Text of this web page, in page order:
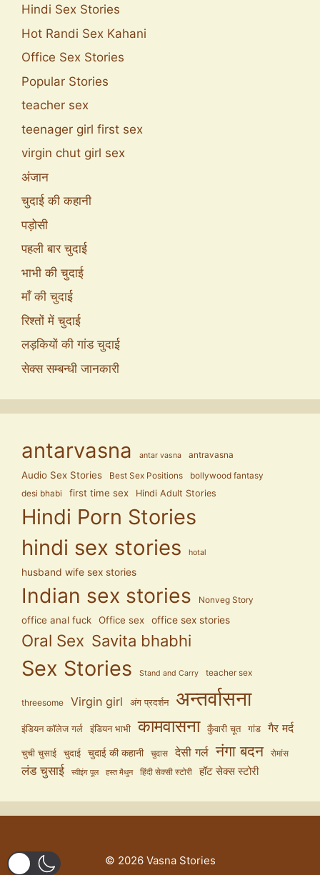
Hindi Sex Stories
Hot Randi Sex Kahani
Office Sex Stories
Popular Stories
teacher sex
teenager girl first sex
virgin chut girl sex
अंजान
चुदाई की कहानी
पड़ोसी
पहली बार चुदाई
भाभी की चुदाई
माँ की चुदाई
रिश्तों में चुदाई
लड़कियों की गांड चुदाई
सेक्स सम्बन्धी जानकारी
antarvasna antar vasna antravasna
Audio Sex Stories Best Sex Positions
bollywood fantasy
desi bhabi
first time sex Hindi Adult Stories
Hindi Porn Stories
hindi sex stories
hotal
husband wife sex stories
Indian sex stories Nonveg Story
office anal fuck Office sex office sex stories
Oral Sex Savita bhabhi
Sex Stories Stand and Carry teacher sex
threesome Virgin girl अंग प्रदर्शन अन्तर्वासना
इंडियन कॉलेज गर्ल इंडियन भाभी कामवासना कुँवारी चूत गांड गैर मर्द
चुची चुसाई चुदाई चुदाई की कहानी चुदास देसी गर्ल नंगा बदन रोमांस
लंड चुसाई स्वीइंग पूल हस्त मैथुन हिंदी सेक्सी स्टोरी हॉट सेक्स स्टोरी
© 2026 Vasna Stories